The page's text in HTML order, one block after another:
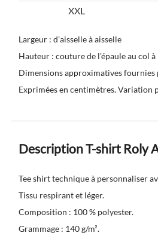
XXL
Largeur : d'aisselle à aisselle
Hauteur : couture de l'épaule au col
Dimensions approximatives fournies
Exprimées en centimètres. Variation
Description T-shirt Roly
Tee shirt technique à personnaliser
Tissu respirant et léger.
Composition : 100 % polyester.
Grammage : 140 g/m².